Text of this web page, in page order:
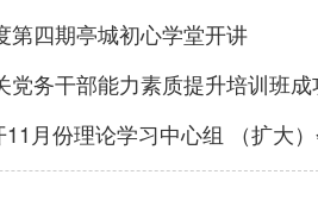
第四期亭城初心学堂开讲
党务干部能力素质提升培训班
月份理论学习中心组 （扩大）